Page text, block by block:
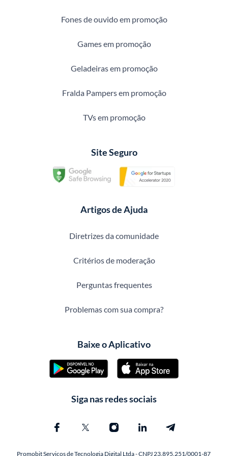
Fones de ouvido em promoção
Games em promoção
Geladeiras em promoção
Fralda Pampers em promoção
TVs em promoção
Site Seguro
Artigos de Ajuda
Diretrizes da comunidade
Critérios de moderação
Perguntas frequentes
Problemas com sua compra?
Baixe o Aplicativo
Siga nas redes sociais
Promobit Servicos de Tecnologia Digital Ltda - CNPJ 23.895.251/0001-87